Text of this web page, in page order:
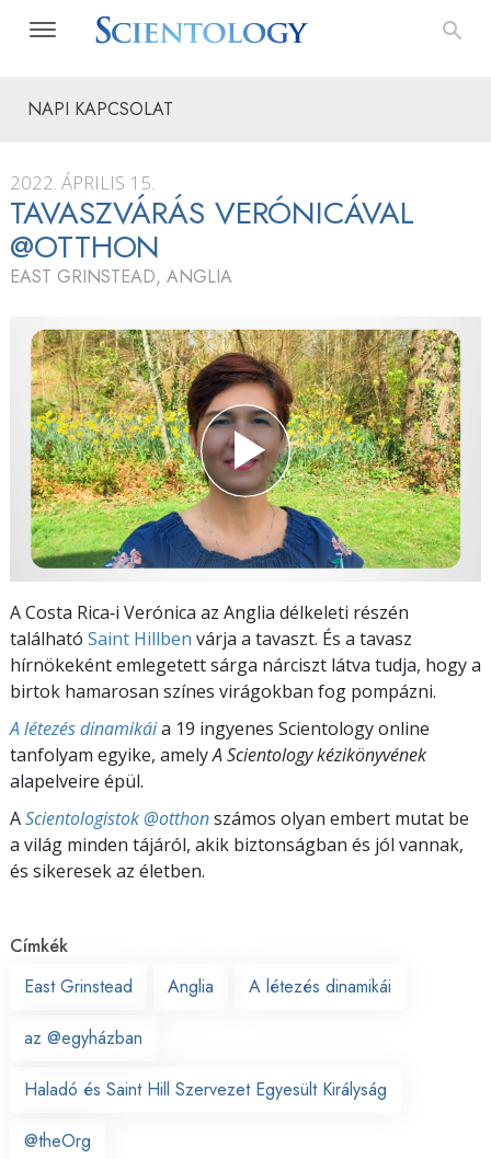
NAPI KAPCSOLAT
2022. ÁPRILIS 15.
TAVASZVÁRÁS VERÓNICÁVAL
@OTTHON
EAST GRINSTEAD, ANGLIA
A Costa Rica‑i Verónica az Anglia délkeleti részén
található Saint Hillben várja a tavaszt. És a tavasz
hírnökeként emlegetett sárga nárciszt látva tudja, hogy a
birtok hamarosan színes virágokban fog pompázni.
A létezés dinamikáia 19 ingyenes Scientology online
tanfolyam egyike, amelyA Scientology kézikönyvének
alapelveire épül.
AScientologistok @otthonszámos olyan embert mutat be
a világ minden tájáról, akik biztonságban és jól vannak,
és sikeresek az életben.
Címkék
East Grinstead
Anglia A létezés dinamikái
az @egyházban
Haladó és Saint Hill Szervezet Egyesült Királyság
@theOrg